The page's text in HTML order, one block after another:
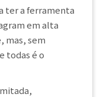
ter a ferramenta
em alta
mas, sem
todas é o